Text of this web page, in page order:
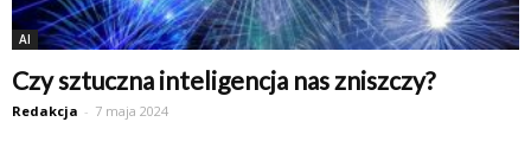
AI
Czy sztuczna inteligencja nas zniszczy?
Redakcja - 7 maja 2024